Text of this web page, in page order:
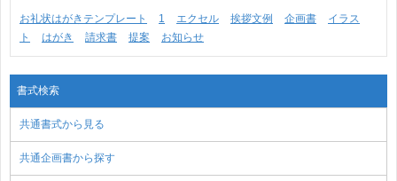
お礼状はがきテンプレート 1 エクセル 挨拶文例 企画書
イラス
ト
はがき 請求書 提案 お知らせ
書式検索
共通書式から見る
共通企画書から探す